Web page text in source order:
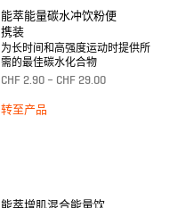
能萃能量碳水冲饮粉便
携装
为长时间和高强度运动时提供所
需的最佳碳水化合物
CHF 2.90 – CHF 29.00
转至产品